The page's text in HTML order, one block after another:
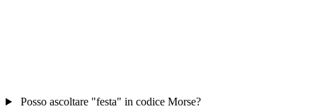
Posso ascoltare "festa" in codice Morse?